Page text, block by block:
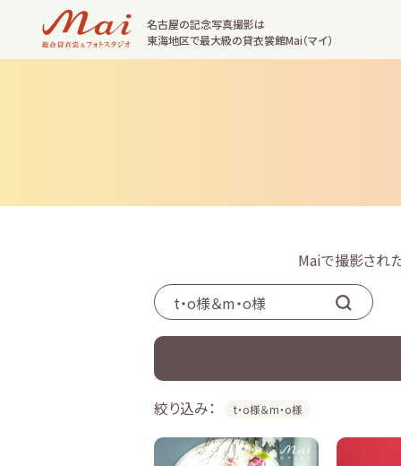
名古屋の記念写真撮影は
東海地区で最大級の貸衣裳館Mai（マイ）
Maiで撮影され
絞り込み： t・o様＆m・o様